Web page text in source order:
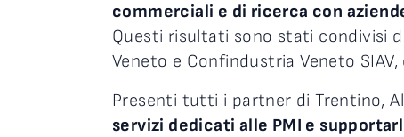
commerciali e di ricerca con
Questi risultati sono stati condivisi
Veneto e Confindustria Veneto
Presenti tutti i partner di Trentino,
servizi dedicati alle PMI e